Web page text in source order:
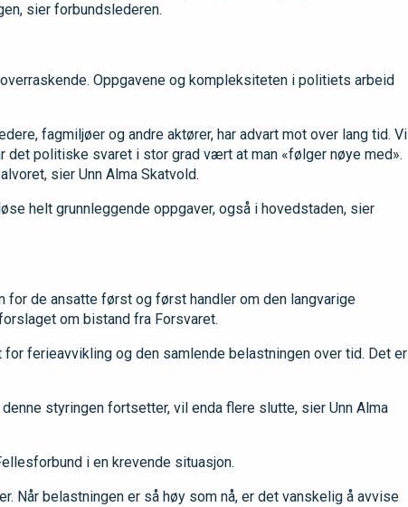
sier forbundslederen.
Oppgavene og kompleksiteten i politiets arbeid
fagmiljøer og andre aktører, har advart mot over lang tid. Vi
det politiske svaret i stor grad vært at man «følger nøye med».
sier Unn Alma Skatvold.
helt grunnleggende oppgaver, også i hovedstaden, sier
for de ansatte først og først handler om den langvarige
om bistand fra Forsvaret.
ferieavvikling og den samlende belastningen over tid. Det er
styringen fortsetter, vil enda flere slutte, sier Unn Alma
i en krevende situasjon.
Når belastningen er så høy som nå, er det vanskelig å avvise